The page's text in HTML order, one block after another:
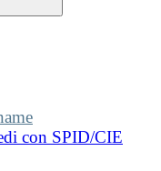
con SPID/CIE